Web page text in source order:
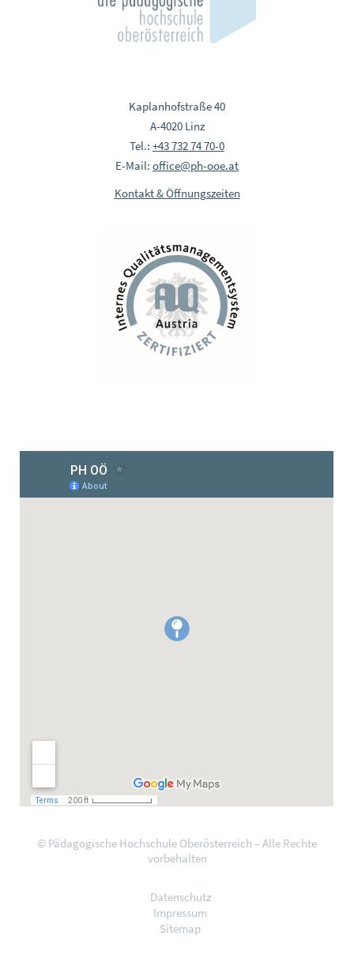
Kaplanhofstraße 40
A-4020 Linz
Tel.: +43 732 74 70-0
E-Mail: office@ph-ooe.at
Kontakt & Öffnungszeiten
© Pädagogische Hochschule Oberösterreich – Alle Rechte
vorbehalten
Datenschutz
Impressum
Sitemap